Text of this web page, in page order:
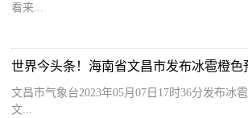
看来...
世界今头条！海南省文昌市发布冰雹橙色
文昌市气象台2023年05月07日17时36分发布冰
文...